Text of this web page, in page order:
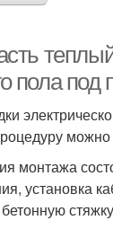
пола
можно
монтажа
установка